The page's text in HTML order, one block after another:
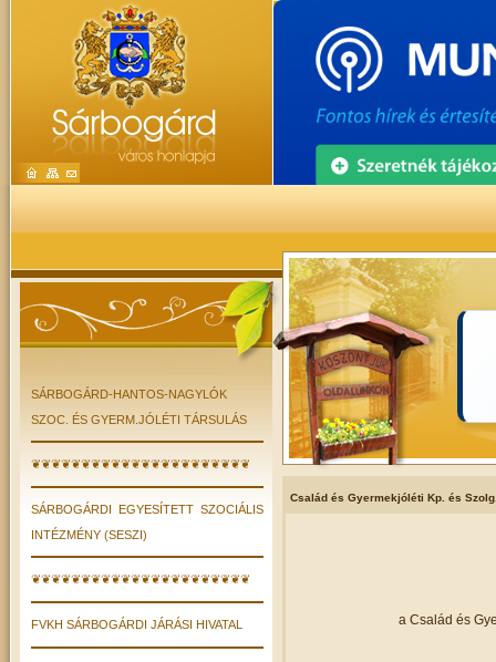
SÁRBOGÁRD-HANTOS-NAGYLÓK
SZOC. ÉS GYERM.JÓLÉTI TÁRSULÁS
❦❦❦❦❦❦❦❦❦❦❦❦❦❦❦❦❦❦❦❦❦❦
SÁRBOGÁRDI EGYESÍTETT SZOCIÁLIS
INTÉZMÉNY (SESZI)
❦❦❦❦❦❦❦❦❦❦❦❦❦❦❦❦❦❦❦❦❦❦
FVKH SÁRBOGÁRDI JÁRÁSI HIVATAL
Család és Gyermekjóléti Kp. és
a Család és